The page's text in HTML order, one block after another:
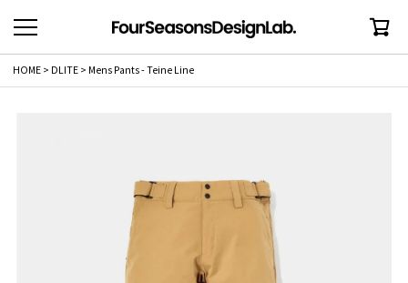
HOME DLITE Mens Pants - Teine Line